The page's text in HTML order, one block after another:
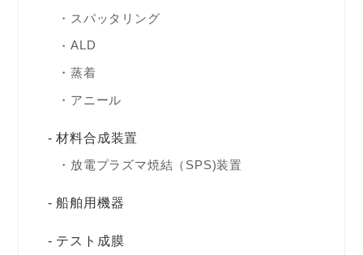
スパッタリング
ALD
蒸着
アニール
材料合成装置
放電プラズマ焼結（SPS)装置
船舶用機器
テスト成膜